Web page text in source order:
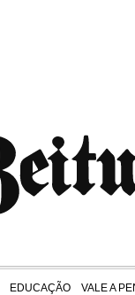
EDUCAÇÃO VALE A